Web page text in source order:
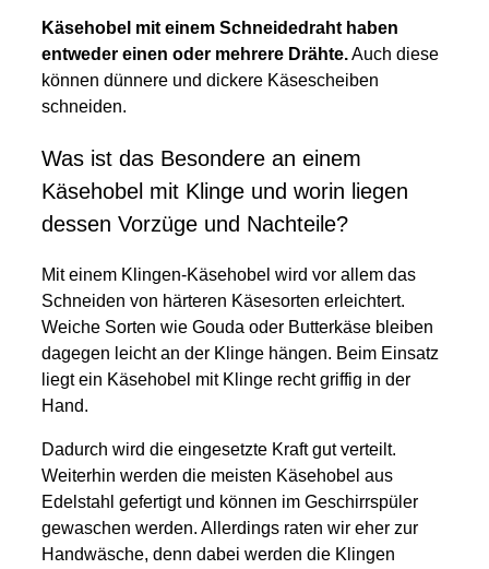
Käsehobel mit einem Schneidedraht haben
entweder einen oder mehrere Drähte.Auch diese
können dünnere und dickere Käsescheiben
schneiden.
Was ist das Besondere an einem
Käsehobel mit Klinge und worin liegen
dessen Vorzüge und Nachteile?
Mit einem Klingen-Käsehobel wird vor allem das
Schneiden von härteren Käsesorten erleichtert.
Weiche Sorten wie Gouda oder Butterkäse bleiben
dagegen leicht an der Klinge hängen. Beim Einsatz
liegt ein Käsehobel mit Klinge recht griffig in der
Hand.
Dadurch wird die eingesetzte Kraft gut verteilt.
Weiterhin werden die meisten Käsehobel aus
Edelstahl gefertigt und können im Geschirrspüler
gewaschen werden. Allerdings raten wir eher zur
Handwäsche, denn dabei werden die Klingen